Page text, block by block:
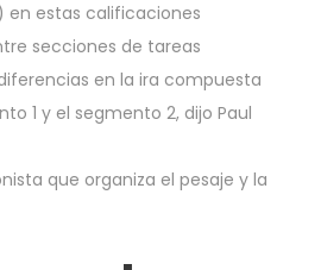
en estas calificaciones
secciones de tareas
en la ira compuesta
1 y el segmento 2, dijo Paul
que organiza el pesaje y la